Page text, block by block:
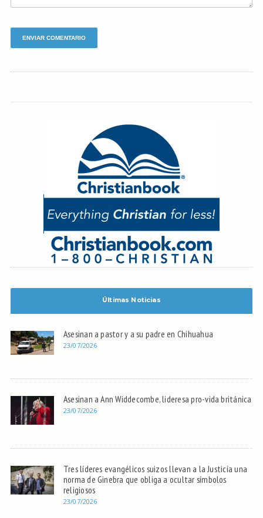
Últimas Noticias
Asesinan a pastor y a su padre en Chihuahua
23/07/2026
Asesinan a Ann Widdecombe, lideresa pro-vida británica
23/07/2026
Tres líderes evangélicos suizos llevan a la Justicia una
norma de Ginebra que obliga a ocultar símbolos
religiosos
23/07/2026